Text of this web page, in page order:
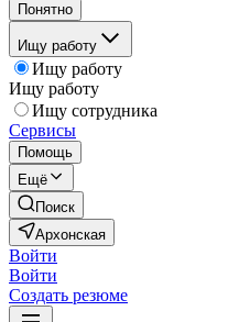
Понятно
Ищу работу
Ищу работу
Ищу работу
Ищу сотрудника
Сервисы
Помощь
Ещё
Поиск
Архонская
Войти
Войти
Создать резюме